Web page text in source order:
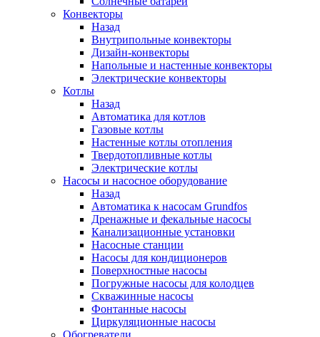
Конвекторы
Назад
Внутрипольные конвекторы
Дизайн-конвекторы
Напольные и настенные конвекторы
Электрические конвекторы
Котлы
Назад
Автоматика для котлов
Газовые котлы
Настенные котлы отопления
Твердотопливные котлы
Электрические котлы
Насосы и насосное оборудование
Назад
Автоматика к насосам Grundfos
Дренажные и фекальные насосы
Канализационные установки
Насосные станции
Насосы для кондиционеров
Поверхностные насосы
Погружные насосы для колодцев
Скважинные насосы
Фонтанные насосы
Циркуляционные насосы
Обогреватели